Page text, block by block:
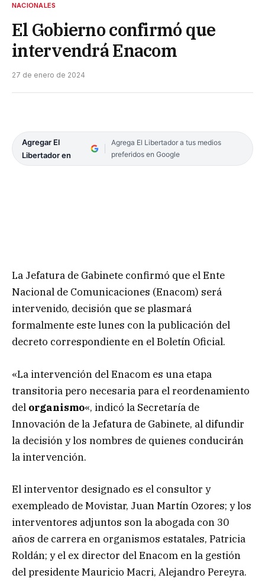
NACIONALES
El Gobierno confirmó que
intervendrá Enacom
27 de enero de 2024
Agregar El
Libertador en
Agrega El Libertador a tus medios
preferidos en Google
La Jefatura de Gabinete confirmó que el Ente
Nacional de Comunicaciones (Enacom) será
intervenido, decisión que se plasmará
formalmente este lunes con la publicación del
decreto correspondiente en el Boletín Oficial.
«La intervención del Enacom es una etapa
transitoria pero necesaria para el reordenamiento
del organismo«, indicó la Secretaría de
Innovación de la Jefatura de Gabinete, al difundir
la decisión y los nombres de quienes conducirán
la intervención.
El interventor designado es el consultor y
exempleado de Movistar, Juan Martín Ozores; y los
interventores adjuntos son la abogada con 30
años de carrera en organismos estatales, Patricia
Roldán; y el ex director del Enacom en la gestión
del presidente Mauricio Macri, Alejandro Pereyra.